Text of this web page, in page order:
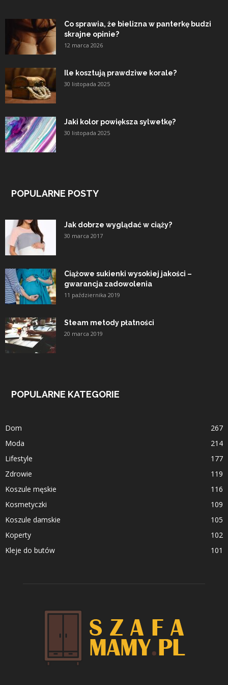
Co sprawia, że bielizna w panterkę budzi
skrajne opinie?
12 marca 2026
Ile kosztują prawdziwe korale?
30 listopada 2025
Jaki kolor powiększa sylwetkę?
30 listopada 2025
POPULARNE POSTY
Jak dobrze wyglądać w ciąży?
30 marca 2017
Ciążowe sukienki wysokiej jakości –
gwarancja zadowolenia
11 października 2019
Steam metody płatności
20 marca 2019
POPULARNE KATEGORIE
Dom
267
Moda
214
Lifestyle
177
Zdrowie
119
Koszule męskie
116
Kosmetyczki
109
Koszule damskie
105
Koperty
102
Kleje do butów
101